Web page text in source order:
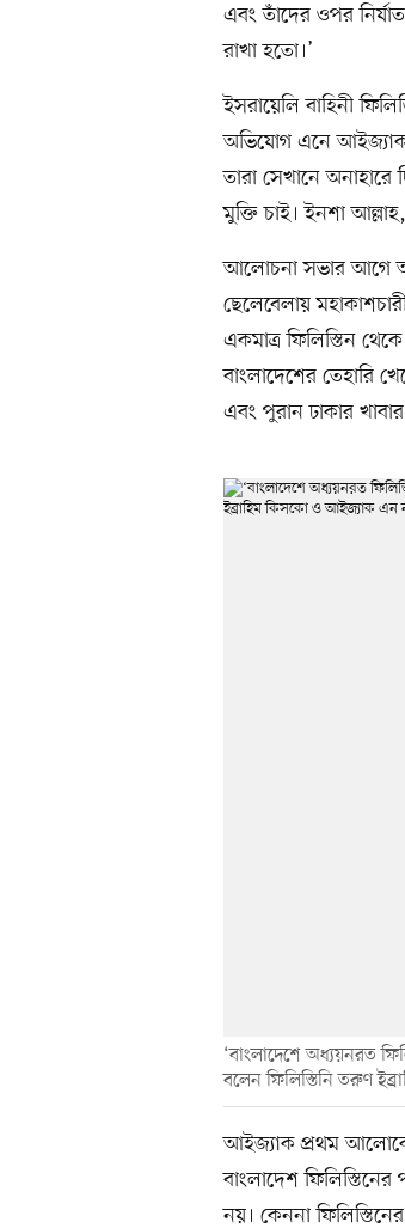
এবং তাঁদের ওপর
রাখা হতো।’
ইসরায়েলি বাহিনী
অভিযোগ এনে আইজ্যাক
তারা সেখানে
মুক্তি চাই। ইনশা
আলোচনা সভার আগে
ছেলেবেলায়
একমাত্র ফিলিস্তিন
বাংলাদেশের তেহারি
এবং পুরান ঢাকার
‘বাংলাদেশে অধ্যয়নরত
বলেন ফিলিস্তিনি তরুণ
আইজ্যাক প্রথম আলোকে
বাংলাদেশ
নয়। কেননা